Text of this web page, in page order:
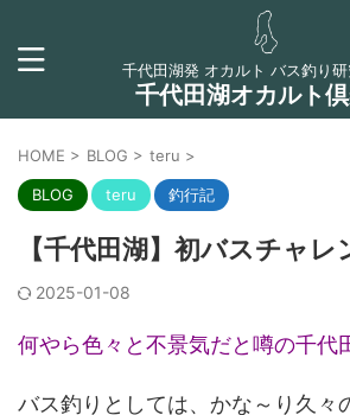
千代田湖発 オカルト バス釣り
千代田湖オカルト
HOME > BLOG > teru >
BLOG teru 釣行記
【千代田湖】初バスチャレ
2025-01-08
何やら色々と不景気だと噂の千代
バス釣りとしては、かな～り久々